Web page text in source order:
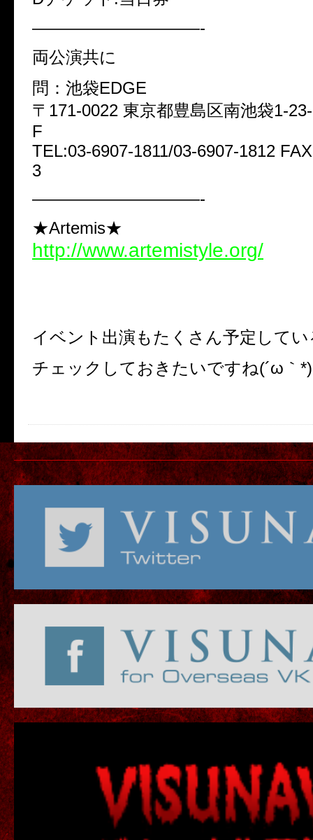
——————————-
両公演共に
問：池袋EDGE
〒171-0022 東京都豊島区南池袋1-
F
TEL:03-6907-1811/03-6907-1812
3
——————————-
★Artemis★
http://www.artemistyle.org/
イベント出演もたくさん予定してい
チェックしておきたいですね(´ω｀